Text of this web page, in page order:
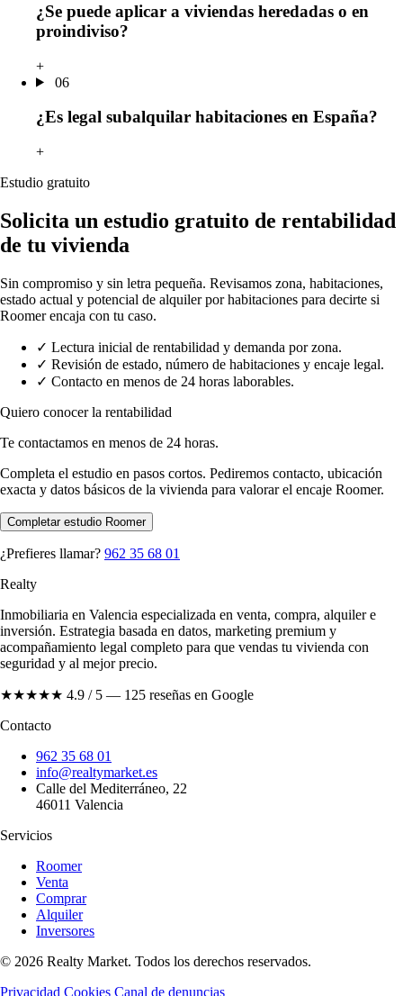
¿Se puede aplicar a viviendas heredadas o en
proindiviso?
+
06
¿Es legal subalquilar habitaciones en España?
+
Estudio gratuito
Solicita un estudio gratuito de rentabilidad
de tu vivienda
Sin compromiso y sin letra pequeña. Revisamos zona, habitaciones,
estado actual y potencial de alquiler por habitaciones para decirte si
Roomer encaja con tu caso.
✓ Lectura inicial de rentabilidad y demanda por zona.
✓ Revisión de estado, número de habitaciones y encaje legal.
✓ Contacto en menos de 24 horas laborables.
Quiero conocer la rentabilidad
Te contactamos en menos de 24 horas.
Completa el estudio en pasos cortos. Pediremos contacto, ubicación
exacta y datos básicos de la vivienda para valorar el encaje Roomer.
Completar estudio Roomer
¿Prefieres llamar? 962 35 68 01
Realty
Inmobiliaria en Valencia especializada en venta, compra, alquiler e
inversión. Estrategia basada en datos, marketing premium y
acompañamiento legal completo para que vendas tu vivienda con
seguridad y al mejor precio.
★★★★★ 4.9 / 5 — 125 reseñas en Google
Contacto
962 35 68 01
info@realtymarket.es
Calle del Mediterráneo, 22
46011 Valencia
Servicios
Roomer
Venta
Comprar
Alquiler
Inversores
© 2026 Realty Market. Todos los derechos reservados.
Privacidad Cookies Canal de denuncias